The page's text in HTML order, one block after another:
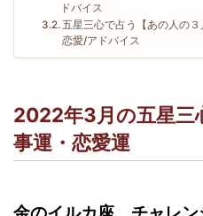
ドバイス
五星三心で占う【あの人の
恋愛/アドバイス
2022年3月の五星
事運・恋愛運